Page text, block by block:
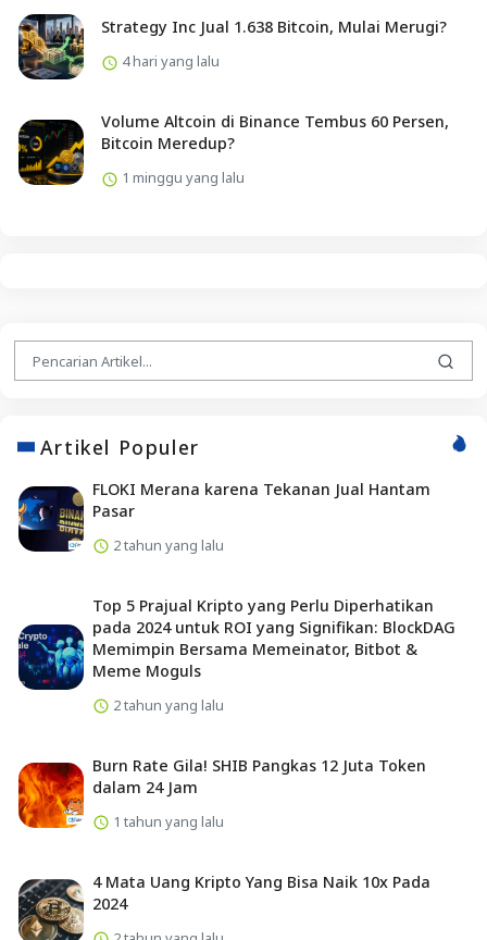
Strategy Inc Jual 1.638 Bitcoin, Mulai Merugi?
4 hari yang lalu
Volume Altcoin di Binance Tembus 60 Persen,
Bitcoin Meredup?
1 minggu yang lalu
Artikel Populer
FLOKI Merana karena Tekanan Jual Hantam
Pasar
2 tahun yang lalu
Top 5 Prajual Kripto yang Perlu Diperhatikan
pada 2024 untuk ROI yang Signifikan: BlockDAG
Memimpin Bersama Memeinator, Bitbot &
Meme Moguls
2 tahun yang lalu
Burn Rate Gila! SHIB Pangkas 12 Juta Token
dalam 24 Jam
1 tahun yang lalu
4 Mata Uang Kripto Yang Bisa Naik 10x Pada
2024